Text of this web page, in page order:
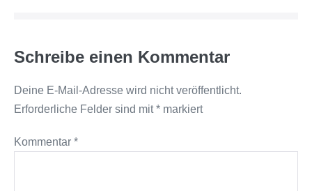
Schreibe einen Kommentar
Deine E-Mail-Adresse wird nicht veröffentlicht.
Erforderliche Felder sind mit* markiert
Kommentar *